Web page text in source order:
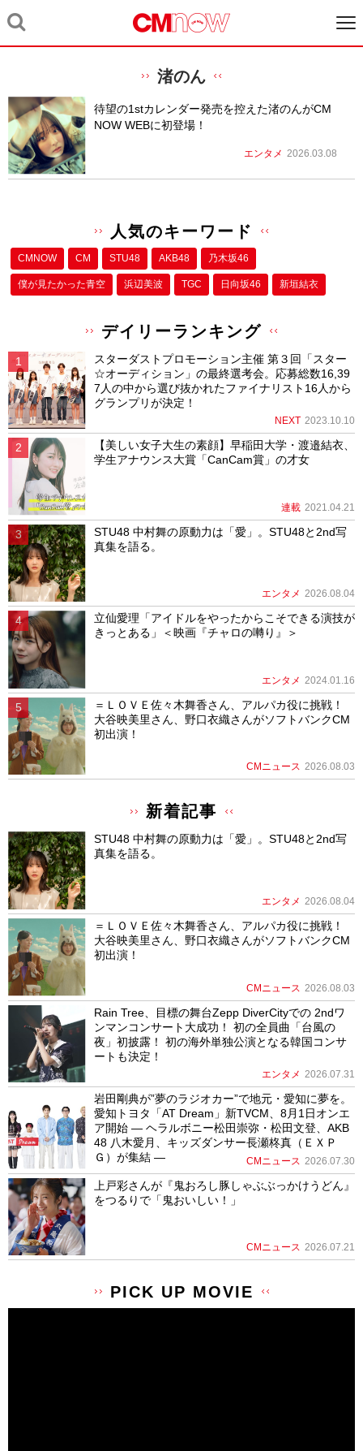
渚のん
待望の1stカレンダー発売を控えた渚のんがCM
NOW WEBに初登場！
エンタメ 2026.03.08
人気のキーワード
CMNOW CM STU48 AKB48 乃木坂46
僕が⾒たかった⻘空 浜辺美波 TGC 日向坂46 新垣結衣
デイリーランキング
スターダストプロモーション主催 第３回「スター
☆オーディション」の最終選考会。応募総数16,39
7人の中から選び抜かれたファイナリスト16人から
グランプリが決定！
NEXT 2023.10.10
【美しい女子大生の素顔】早稲田大学・渡邉結衣、
学生アナウンス大賞「CanCam賞」の才女
連載 2021.04.21
STU48 中村舞の原動力は「愛」。STU48と2nd写
真集を語る。
エンタメ 2026.08.04
立仙愛理「アイドルをやったからこそできる演技が
きっとある」＜映画『チャロの囀り』＞
エンタメ 2024.01.16
＝ＬＯＶＥ佐々木舞香さん、アルパカ役に挑戦！
大谷映美里さん、野口衣織さんがソフトバンクCM
初出演！
CMニュース 2026.08.03
新着記事
STU48 中村舞の原動力は「愛」。STU48と2nd写
真集を語る。
エンタメ 2026.08.04
＝ＬＯＶＥ佐々木舞香さん、アルパカ役に挑戦！
大谷映美里さん、野口衣織さんがソフトバンクCM
初出演！
CMニュース 2026.08.03
Rain Tree、目標の舞台Zepp DiverCityでの 2ndワ
ンマンコンサート大成功！ 初の全員曲「台風の
夜」初披露！ 初の海外単独公演となる韓国コンサ
ートも決定！
エンタメ 2026.07.31
岩田剛典が”夢のラジオカー”で地元・愛知に夢を。
愛知トヨタ「AT Dream」新TVCM、8月1日オンエ
ア開始 ― ヘラルボニー松田崇弥・松田文登、AKB
48 八木愛月、キッズダンサー長瀬柊真（ＥＸＰ
Ｇ）が集結 ―
CMニュース 2026.07.30
上戸彩さんが『鬼おろし豚しゃぶぶっかけうどん』
をつるりで「鬼おいしい！」
CMニュース 2026.07.21
PICK UP MOVIE